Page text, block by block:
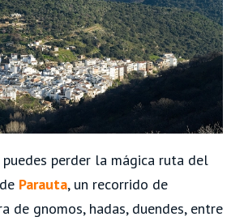
perder la mágica ruta del
de Parauta, un recorrido de
de gnomos, hadas, duendes, entre